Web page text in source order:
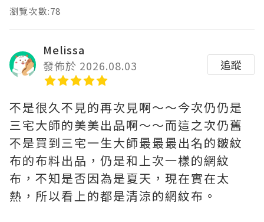
瀏覽次數:78
Melissa
發佈於 2026.08.03
追蹤
不是很久不見的再次見啊～～今次仍仍是
三宅大師的美美出品啊～～而這之次仍舊
不是買到三宅一生大師最最最出名的皺紋
布的布料出品，仍是和上次一樣的網紋
布，不知是否因為是夏天，現在實在太
熱，所以看上的都是清涼的網紋布。